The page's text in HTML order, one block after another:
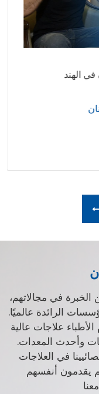
الهند
الخبرة في مجالاتهم،
الرائدة عالميًا.
علاجات عالية
وأحدث المعدات.
في العلاجات
يقدمون أنفسهم